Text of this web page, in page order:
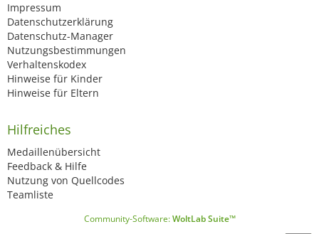
Impressum
Datenschutzerklärung
Datenschutz-Manager
Nutzungsbestimmungen
Verhaltenskodex
Hinweise für Kinder
Hinweise für Eltern
Hilfreiches
Medaillenübersicht
Feedback & Hilfe
Nutzung von Quellcodes
Teamliste
Community-Software:WoltLab Suite™